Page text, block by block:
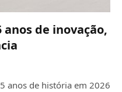
anos de inovação,
anos de história em 2026